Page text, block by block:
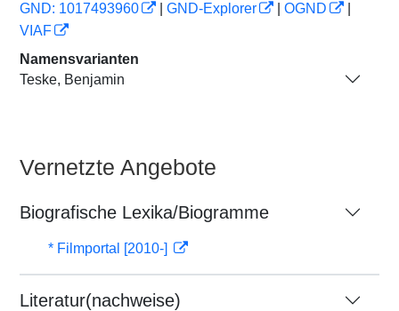
GND: 1017493960
GND-Explorer OGND
VIAF
Namensvarianten
Teske, Benjamin
Vernetzte Angebote
Biografische Lexika/Biogramme
* Filmportal [2010-]
Literatur(nachweise)